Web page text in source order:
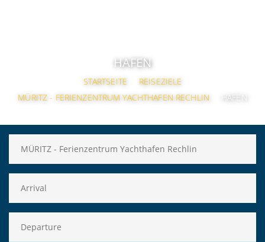
HAFEN
STARTSEITE
REISEZIELE
MÜRITZ - FERIENZENTRUM YACHTHAFEN RECHLIN
HAFEN